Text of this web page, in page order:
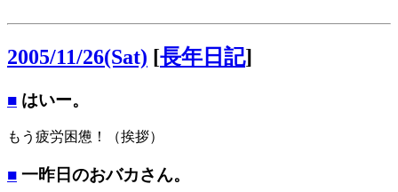
2005/11/26(Sat) [長年日記]
■ はいー。
もう疲労困憊！（挨拶）
■ 一昨日のおバカさん。